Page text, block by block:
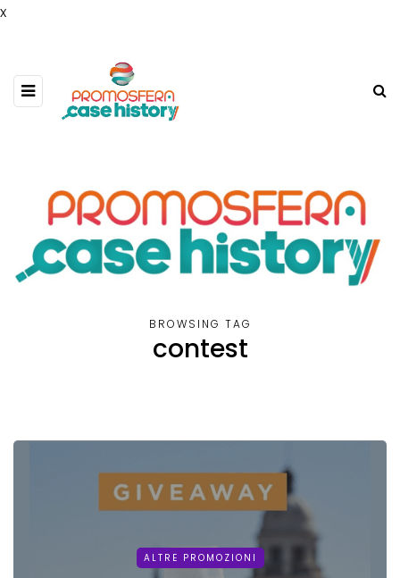
x
BROWSING TAG
contest
ALTRE PROMOZIONI